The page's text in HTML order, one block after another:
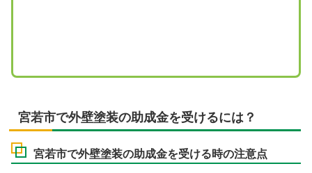
宮若市で外壁塗装の助成金を受けるには？
宮若市で外壁塗装の助成金を受ける時の注意点